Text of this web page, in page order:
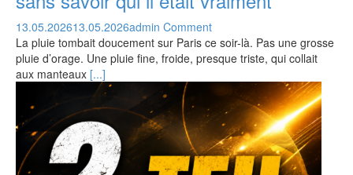
13.05.202613.05.2026admin Comment
La pluie tombait doucement sur Paris ce soir-là. Pas une grosse
pluie d’orage. Une pluie fine, froide, presque triste, qui collait
aux manteaux [...]